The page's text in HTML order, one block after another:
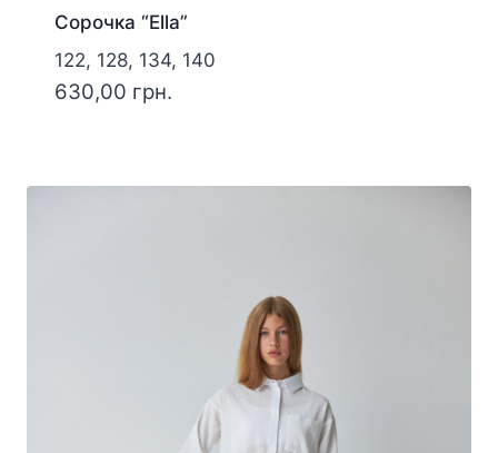
Сорочка “Ella”
122, 128, 134, 140
630,00 грн.